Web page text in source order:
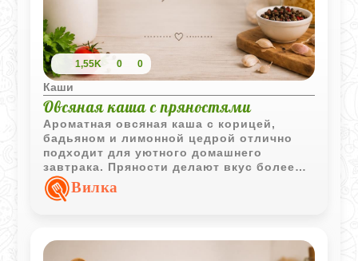
1,55K 0 0
Каши
Овсяная каша с пряностями
Ароматная овсяная каша с корицей,
бадьяном и лимонной цедрой отлично
подходит для уютного домашнего
завтрака. Пряности делают вкус более
насыщенным, а молочная основа придаёт
каше мягкую текстуру.
Вилка